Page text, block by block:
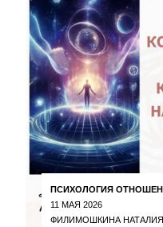
ПСИХОЛОГИЯ
11 МАЯ 2026
ФИЛИМОШКИНА НАТАЛИЯ